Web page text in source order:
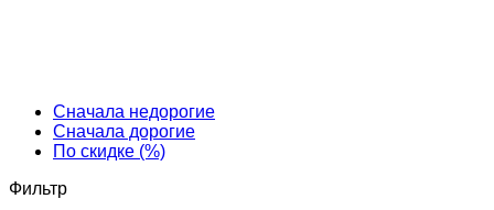
Cначала недорогие
Cначала дорогие
По скидке (%)
Фильтр